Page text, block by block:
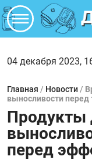
04 декабря 2023,
Главная / Новости /
выносливости перед
Продукты
перед